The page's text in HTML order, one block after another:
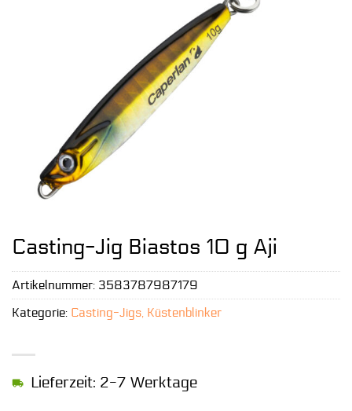
Casting-Jig Biastos 10 g Aji
Lieferzeit: 2-7 Werktage
Artikelnummer: 3583787987179
Kategorie: Casting-Jigs, Küstenblinker